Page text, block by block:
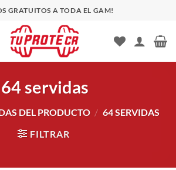
GRATUITOS A TODA EL GAM!
64 servidas
DEL PRODUCTO / 64 SERVIDAS
FILTRAR